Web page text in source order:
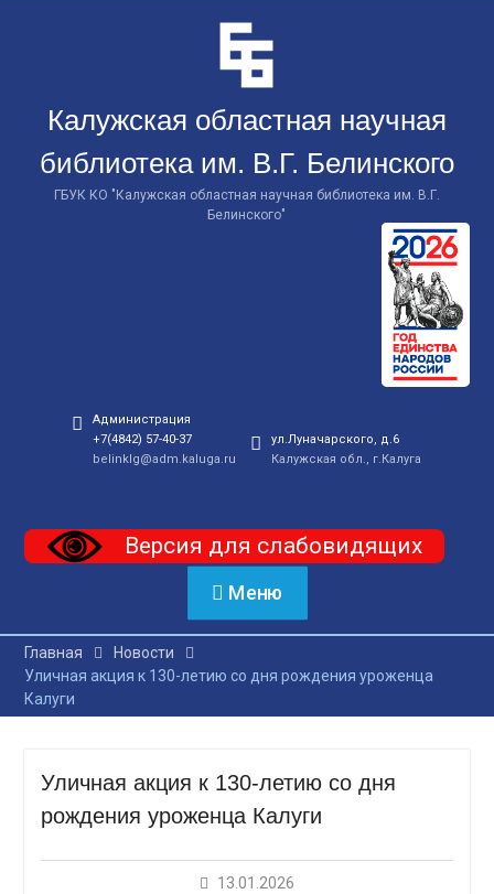
Калужская областная научная
библиотека им. В.Г. Белинского
ГБУК КО "Калужская областная научная библиотека им. В.Г.
Белинского"
Администрация
+7(4842) 57-40-37
belinklg@adm.kaluga.ru
ул.Луначарского, д.6
Калужская обл., г.Калуга
Версия для слабовидящих
Меню
Главная
Новости
Уличная акция к 130-летию со дня рождения уроженца
Калуги
Уличная акция к 130-летию со дня
рождения уроженца Калуги
13.01.2026